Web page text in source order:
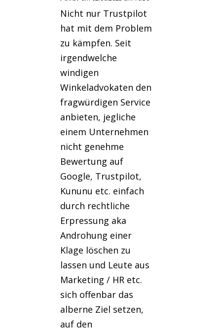
Nicht nur Trustpilot
hat mit dem Problem
zu kämpfen. Seit
irgendwelche
windigen
Winkeladvokaten den
fragwürdigen Service
anbieten, jegliche
einem Unternehmen
nicht genehme
Bewertung auf
Google, Trustpilot,
Kununu etc. einfach
durch rechtliche
Erpressung aka
Androhung einer
Klage löschen zu
lassen und Leute aus
Marketing / HR etc.
sich offenbar das
alberne Ziel setzen,
auf den